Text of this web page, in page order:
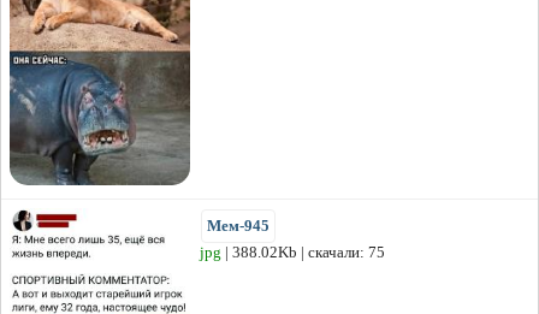
Мем-945
jpg | 388.02Kb | скачали: 75